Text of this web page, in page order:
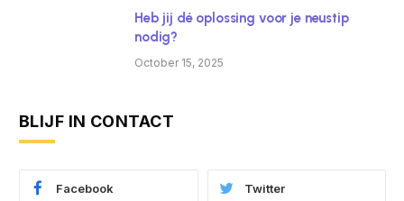
Heb jij dé oplossing voor je neustip
nodig?
October 15, 2025
BLIJF IN CONTACT
Facebook Twitter